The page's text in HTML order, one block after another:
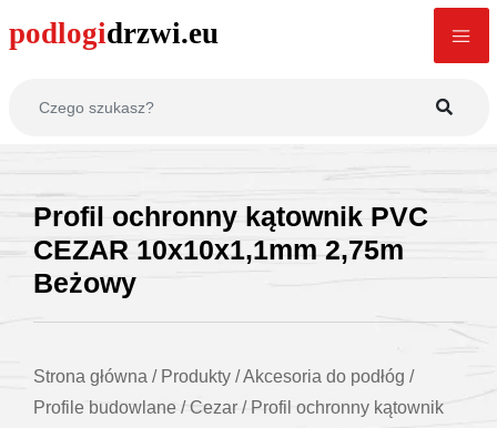
Profil ochronny kątownik PVC
CEZAR 10x10x1,1mm 2,75m
Beżowy
Strona główna / Produkty /Akcesoria do podłóg /
Profile budowlane /Cezar / Profil ochronny kątownik